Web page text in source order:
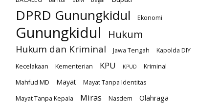
DPRD Gunungkidul Ekonomi
Gunungkidul Hukum
Hukum dan Kriminal Jawa Tengah
Kapolda DIY
Kecelakaan
Kementerian KPU KPUD
Kriminal
Mahfud MD
Mayat
Mayat Tanpa Identitas
Mayat Tanpa Kepala
Miras Nasdem Olahraga